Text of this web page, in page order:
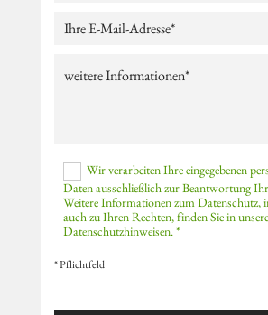
Wir verarbeiten Ihre eingegebenen
Daten ausschließlich zur Beantwortung
Weitere Informationen zum Datenschutz,
auch zu Ihren Rechten, finden Sie in
Datenschutzhinweisen. *
* Pflichtfeld